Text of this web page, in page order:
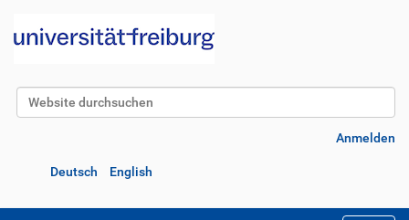
Website durchsuchen
Anmelden
Deutsch English